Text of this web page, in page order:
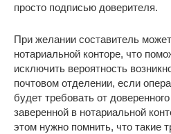
просто подписью доверителя.
При желании составитель
нотариальной конторе, что
исключить вероятность
почтовом отделении, если
будет требовать от
заверенной в нотариальной
этом нужно помнить, что такие